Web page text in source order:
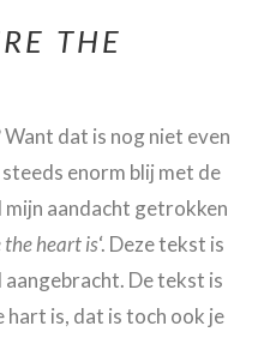
THE
dat is nog niet even
enorm blij met de
mijn aandacht getrokken
the heart is‘. Deze tekst is
De tekst is
hart is, dat is toch ook je